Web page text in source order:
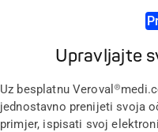
Upravljajte
Uz besplatnu
jednostavno prenijeti svoja
primjer, ispisati svoj